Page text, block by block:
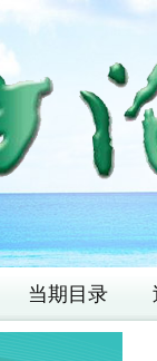
当期目录